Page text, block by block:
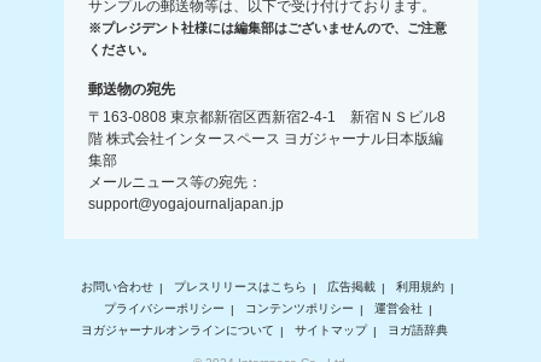
サンプルの郵送物等は、以下で受け付けております。
※プレジデント社様には編集部はございませんので、ご注意
ください。
郵送物の宛先
〒163-0808 東京都新宿区西新宿2-4-1 新宿ＮＳビル8
階 株式会社インタースペース ヨガジャーナル日本版編
集部
メールニュース等の宛先：
support@yogajournaljapan.jp
お問い合わせ プレスリリースはこちら 広告掲載
利用規約
プライバシーポリシー
コンテンツポリシー
運営会社
ヨガジャーナルオンラインについて
サイトマップ ヨガ語辞典